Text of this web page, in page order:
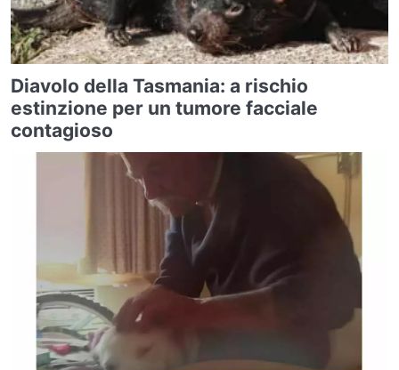
Diavolo della Tasmania: a rischio
estinzione per un tumore facciale
contagioso